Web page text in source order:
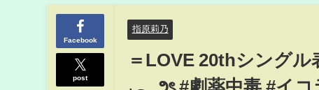
Facebook
post
指原莉乃
＝LOVE 20thシングル